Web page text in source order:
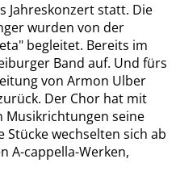
Jahreskonzert statt. Die
wurden von der
begleitet. Bereits im
Band auf. Und fürs
von Armon Ulber
Der Chor hat mit
Musikrichtungen seine
Stücke wechselten sich ab
A-cappella-Werken,